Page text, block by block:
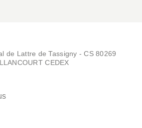
de Lattre de Tassigny - CS 80269
CEDEX